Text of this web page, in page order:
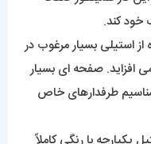
کاملاً منحصر به فرد
این کار همینطور صفحۀ
کند.
استیلی بسیار مرغوب در
صفحه ای بسیار
طرفدارهای خاص